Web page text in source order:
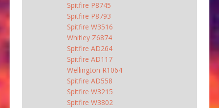
Spitfire P8745
Spitfire P8793
Spitfire W3516
Whitley Z6874
Spitfire AD264
Spitfire AD117
Wellington R1064
Spitfire AD558
Spitfire W3215
Spitfire W3802